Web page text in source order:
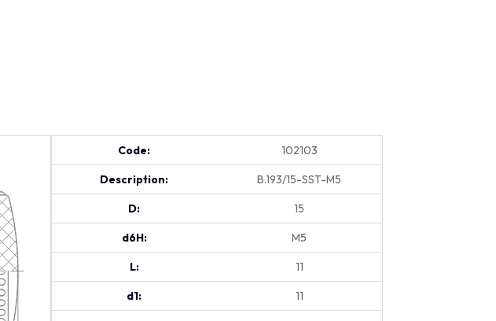
Code: 102103
Description: B.193/15-SST-M5
D: 15
d6H: M5
L: 11
d1: 11